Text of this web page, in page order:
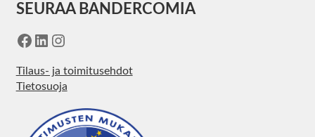
SEURAA BANDERCOMIA
Facebook
LinkedIn
Instagram
Tilaus- ja toimitusehdot
Tietosuoja